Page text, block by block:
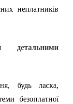
неплатників
будь ласка,
безоплатної